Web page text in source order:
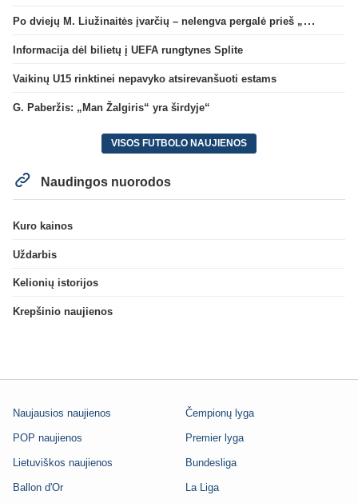
Po dviejų M. Liužinaitės įvarčių – nelengva pergalė prieš „Bangą“
Informacija dėl bilietų į UEFA rungtynes Splite
Vaikinų U15 rinktinei nepavyko atsirevanšuoti estams
G. Paberžis: „Man Žalgiris“ yra širdyje“
VISOS FUTBOLO NAUJIENOS
Naudingos nuorodos
Kuro kainos
Uždarbis
Kelionių istorijos
Krepšinio naujienos
Naujausios naujienos
POP naujienos
Lietuviškos naujienos
Ballon d'Or
Čempionų lyga
Premier lyga
Bundesliga
La Liga